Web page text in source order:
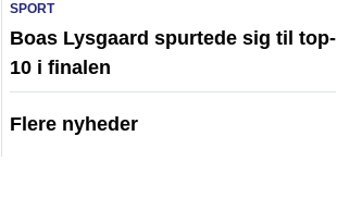
SPORT
Boas Lysgaard spurtede sig til top-
10 i finalen
Flere nyheder